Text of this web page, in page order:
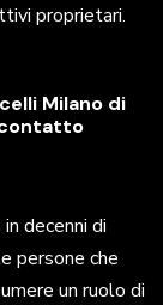
proprietari.
Milano di
contatto
decenni di
persone che
un ruolo di